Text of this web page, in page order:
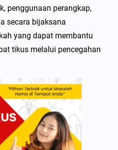
penggunaan perangkap,
secara bijaksana
yang dapat membantu
tikus melalui pencegahan